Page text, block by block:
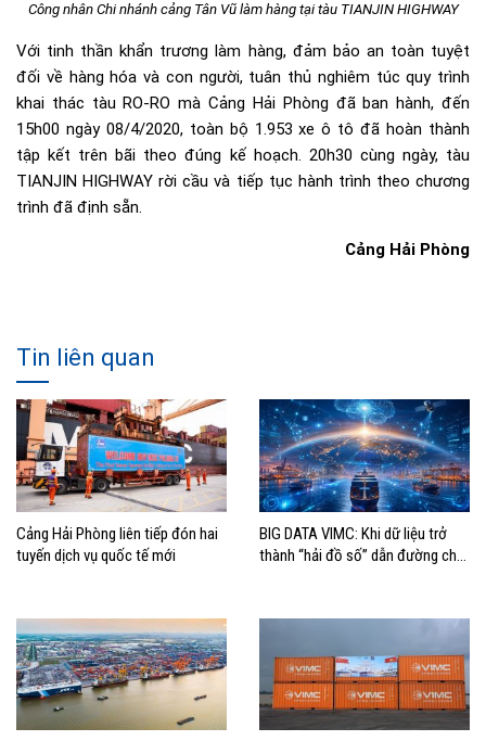
Công nhân Chi nhánh cảng Tân Vũ làm hàng tại tàu TIANJIN HIGHWAY
Với tinh thần khẩn trương làm hàng, đảm bảo an toàn tuyệt
đối về hàng hóa và con người, tuân thủ nghiêm túc quy trình
khai thác tàu RO-RO mà Cảng Hải Phòng đã ban hành, đến
15h00 ngày 08/4/2020, toàn bộ 1.953 xe ô tô đã hoàn thành
tập kết trên bãi theo đúng kế hoạch. 20h30 cùng ngày, tàu
TIANJIN HIGHWAY rời cầu và tiếp tục hành trình theo chương
trình đã định sẵn.
Cảng Hải Phòng
Tin liên quan
Cảng Hải Phòng liên tiếp đón hai
tuyến dịch vụ quốc tế mới
BIG DATA VIMC: Khi dữ liệu trở
thành “hải đồ số” dẫn đường cho